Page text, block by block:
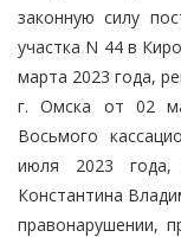
законную силу
участка N 44 в
марта 2023 года,
г. Омска от 02
Восьмого
июля 2023 года,
Константина
правонарушении,